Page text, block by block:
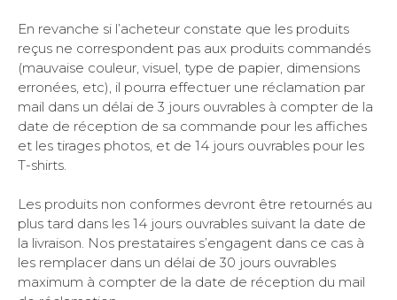
En revanche si l’acheteur constate que les produits
reçus ne correspondent pas aux produits commandés
(mauvaise couleur, visuel, type de papier, dimensions
erronées, etc), il pourra effectuer une réclamation par
mail dans un délai de 3 jours ouvrables à compter de la
date de réception de sa commande pour les affiches
et les tirages photos, et de 14 jours ouvrables pour les
T-shirts.
Les produits non conformes devront être retournés au
plus tard dans les 14 jours ouvrables suivant la date de
la livraison. Nos prestataires s’engagent dans ce cas à
les remplacer dans un délai de 30 jours ouvrables
maximum à compter de la date de réception du mail